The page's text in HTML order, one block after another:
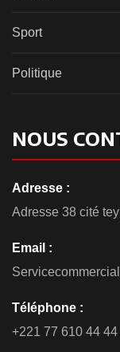
Sport
Politique
NOUS
Adresse :
Adresse 38 cité
Email :
Téléphone :
+221 77 610 44